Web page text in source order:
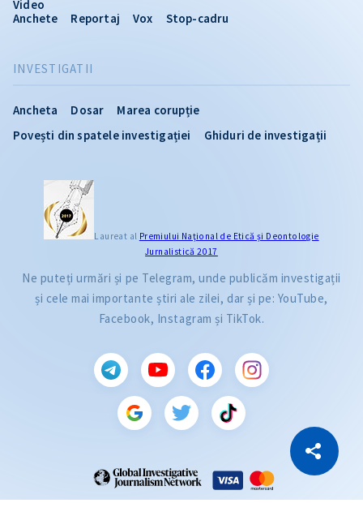
Copiază Link
INVESTIGATII
Ancheta Dosar
Marea corupție
Povești din spatele investigației
Ghiduri de investigații
Video
Anchete
Reportaj Vox Stop-cadru
Laureat al Premiului Naţional de Etică și Deontologie
Jurnalistică 2017
Ne puteți urmări și pe Telegram, unde publicăm investigații
și cele mai importante știri ale zilei, dar și pe: YouTube,
Facebook, Instagram și TikTok.